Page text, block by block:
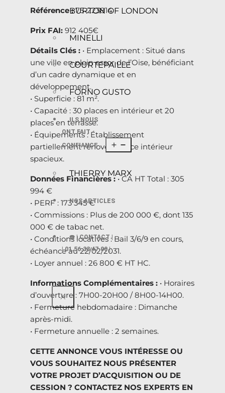
BURTON OF LONDON
MINELLI
COURTEPAILLE
FORNO GUSTO
ILS NOUS
ONT FAIT
CONFIANCE
THIERRY MARX
NOS ARTICLES
☎️ | CONTACT |
| 01.56.33 47.00 |
X
Référence :75-223814
Prix FAI: 912 405€
Détails Clés : • Emplacement : Situé dans
une ville en plein essor de l’Oise, bénéficiant
d’un cadre dynamique et en
développement.
• Superficie : 81 m².
• Capacité : 30 places en intérieur et 20
places en terrasse.
• Équipements : Établissement
partiellement rénové, espace intérieur
spacieux.
Données Financières :• CA HT Total : 305
994 €
• PERF : 173 345 €
• Commissions : Plus de 200 000 €, dont 135
000 € de tabac net.
• Conditions locatives : Bail 3/6/9 en cours,
échéance au 22/02/2031.
• Loyer annuel : 26 800 € HT HC.
Informations Complémentaires : • Horaires
d’ouverture : 7H00-20H00 / 8H00-14H00.
• Fermeture hebdomadaire : Dimanche
après-midi.
• Fermeture annuelle : 2 semaines.
CETTE ANNONCE VOUS INTÉRESSE OU
VOUS SOUHAITEZ NOUS PRÉSENTER
VOTRE PROJET D’ACQUISITION OU DE
CESSION ? CONTACTEZ NOS EXPERTS EN